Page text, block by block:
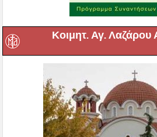
Κοιμητ. Αγ. Λαζάρου